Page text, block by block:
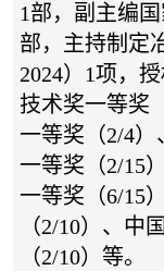
1部，副主编
部， 主持制定
2024）1项， 授
技术奖一等奖
一等奖（2/4）
一等奖 （2/15）
一等奖（6/15
（2/10）、 中
（2/10）等。